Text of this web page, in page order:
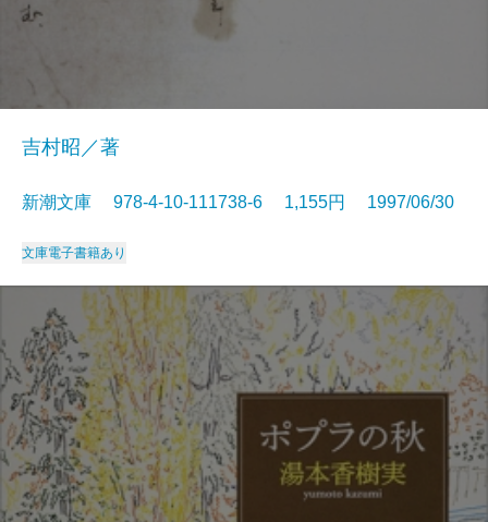
吉村昭／著
新潮文庫 978-4-10-111738-6 1,155円 1997/06/30
文庫電子書籍あり